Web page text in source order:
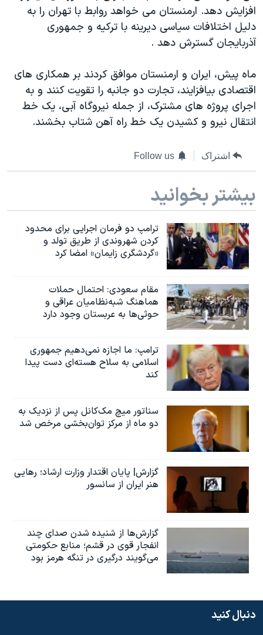
تریبونال مردمی آبان ۹۸
دادگاه حمید نوری
چهل سال گروگان‌گیری
قانون شفافیت دارائی کادر رهبری ایران
اعتراضات مردمی آبان ۹۸
اسرائیل در جنگ
همایش محافظه‌کاران آمریکا «سی‌پک»
صفحه‌های ویژه
سفر پرزیدنت ترامپ به چین
افزایش دهد. ارمنستان می خواهد روابط با تهران را به
دلیل اختلافات سیاسی دیرینه با ترکیه و جمهوری
آذربایجان گسترش دهد .
ماه پیش، ایران و ارمنستان موافق کردند بر همکاری های
اقتصادی بیافزایند، تجارت دو جانبه را تقویت کنند و به
اجرای پروژه های مشترک، از جمله نیروگاه آبی، یک خط
انتقال نیرو و کشیدن یک خط راه آهن شتاب بخشند.
اشتراک Follow us
بیشتر بخوانید
ترامپ دو فرمان اجرایی برای محدود
کردن شهروندی از طریق تولد و
«گردشگری زایمان» امضا کرد
مقام سعودی: احتمال حملات
هماهنگ شبه‌نظامیان عراقی و
حوثی‌ها به عربستان وجود دارد
ترامپ: ما اجازه نمی‌دهیم جمهوری
اسلامی به سلاح هسته‌ای دست پیدا
کند
سناتور میچ مک‌کانل پس از نزدیک به
دو ماه از مرکز توان‌بخشی مرخص شد
گزارش| پایان اقتدار وزارت ارشاد؛ رهایی
هنر ایران از سانسور
گزارش‌ها از شنیده شدن صدای چند
انفجار قوی در قشم؛ منابع حکومتی
می‌گویند درگیری در تنگه هرمز بود
دنبال کنید